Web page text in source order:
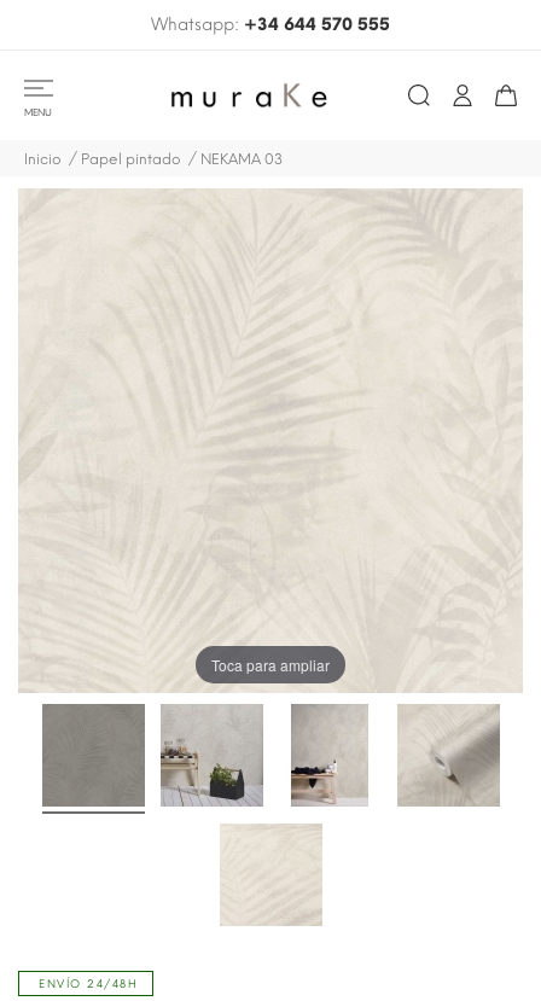
Whatsapp: +34 644 570 555
MENU
Inicio Papel pintado NEKAMA 03
Toca para ampliar
ENVÍO 24/48H